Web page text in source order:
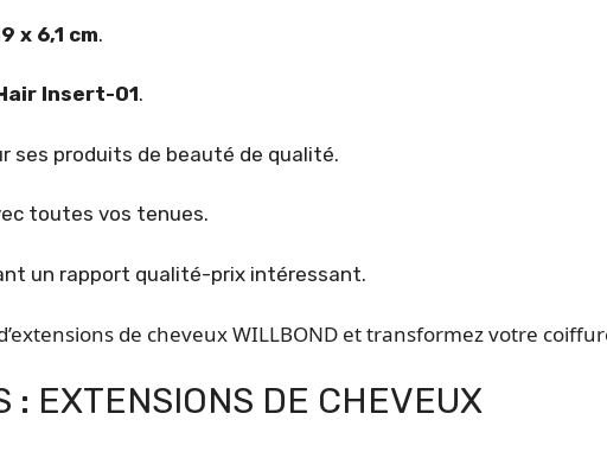
x 6,1 cm.
Insert-01.
ses produits de beauté de qualité.
toutes vos tenues.
un rapport qualité-prix intéressant.
de cheveux WILLBOND et transformez votre
: EXTENSIONS DE CHEVEUX